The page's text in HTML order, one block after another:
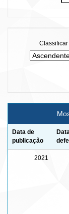
Classificar
Data de
publicação
2021